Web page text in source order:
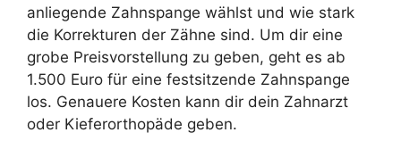
anliegende Zahnspange wählst und wie stark
die Korrekturen der Zähne sind. Um dir eine
grobe Preisvorstellung zu geben, geht es ab
1.500 Euro für eine festsitzende Zahnspange
los. Genauere Kosten kann dir dein Zahnarzt
oder Kieferorthopäde geben.